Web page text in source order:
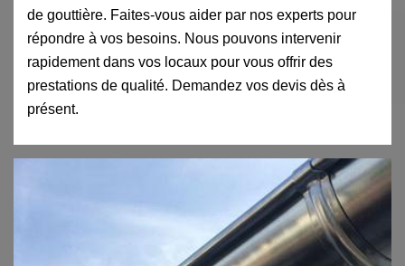
de gouttière. Faites-vous aider par nos experts pour
répondre à vos besoins. Nous pouvons intervenir
rapidement dans vos locaux pour vous offrir des
prestations de qualité. Demandez vos devis dès à
présent.